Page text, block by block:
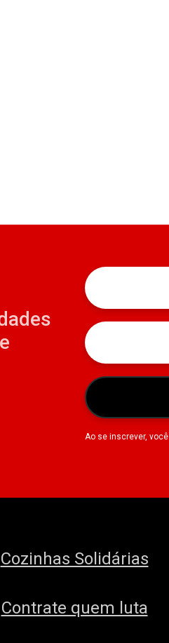
Ao se inscrever,
Cozinhas Solidárias
Contrate quem luta